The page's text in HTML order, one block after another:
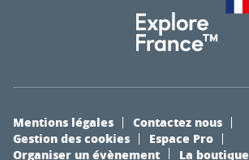
Mentions légales
Contactez nous
Gestion des cookies
Espace Pro
Organiser un évènement
La boutique